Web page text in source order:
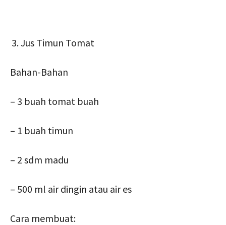
Jus Timun Tomat
Bahan-Bahan
– 3 buah tomat buah
– 1 buah timun
– 2 sdm madu
– 500 ml air dingin atau air es
Cara membuat: